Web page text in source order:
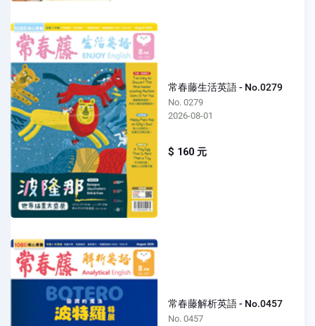
常春藤生活英語 - No.0279
No. 0279
2026-08-01
$ 160 元
常春藤解析英語 - No.0457
No. 0457